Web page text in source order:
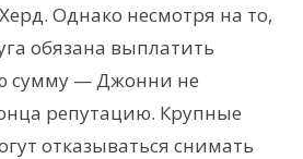
Однако несмотря на то,
обязана выплатить
сумму — Джонни не
репутацию. Крупные
отказываться снимать